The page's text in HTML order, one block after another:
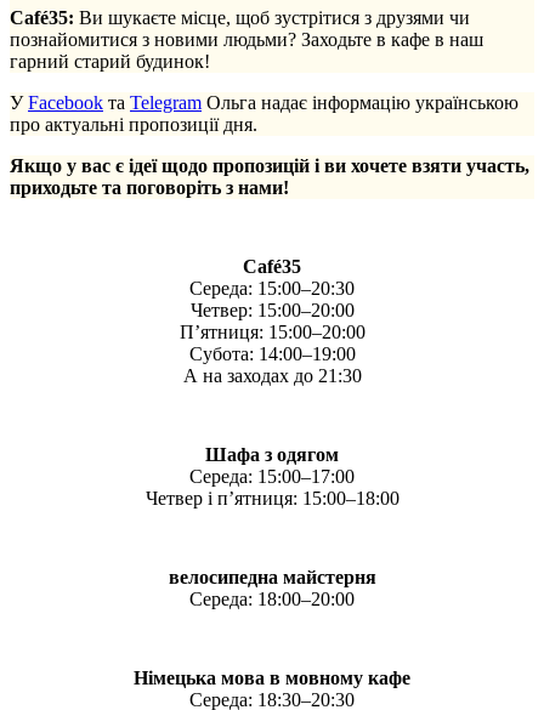
Café35: Ви шукаєте місце, щоб зустрітися з друзями чи
познайомитися з новими людьми? Заходьте в кафе в наш
гарний старий будинок!
УFacebook та Telegram Ольга надає інформацію українською
про актуальні пропозиції дня.
Якщо у вас є ідеї щодо пропозицій і ви хочете взяти участь,
приходьте та поговоріть з нами!
Café35
Середа: 15:00–20:30
Четвер: 15:00–20:00
П’ятниця: 15:00–20:00
Субота: 14:00–19:00
А на заходах до 21:30
Шафа з одягом
Середа: 15:00–17:00
Четвер і п’ятниця: 15:00–18:00
велосипедна майстерня
Середа: 18:00–20:00
Німецька мова в мовному кафе
Середа: 18:30–20:30